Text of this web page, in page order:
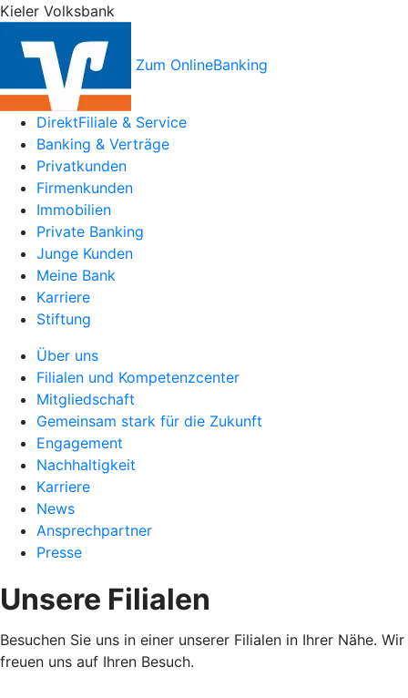
Kieler Volksbank
Zum OnlineBanking
DirektFiliale & Service
Banking & Verträge
Privatkunden
Firmenkunden
Immobilien
Private Banking
Junge Kunden
Meine Bank
Karriere
Stiftung
Über uns
Filialen und Kompetenzcenter
Mitgliedschaft
Gemeinsam stark für die Zukunft
Engagement
Nachhaltigkeit
Karriere
News
Ansprechpartner
Presse
Unsere Filialen
Besuchen Sie uns in einer unserer Filialen in Ihrer Nähe. Wir
freuen uns auf Ihren Besuch.